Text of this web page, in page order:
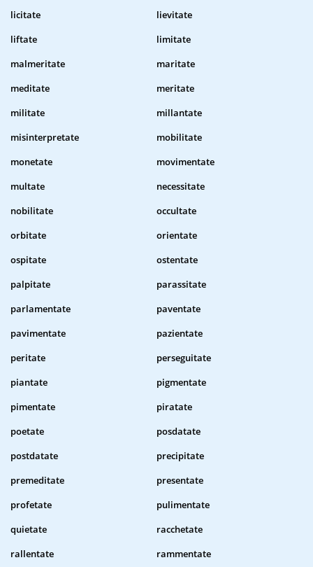
licitate
lievitate
liftate
limitate
malmeritate
maritate
meditate
meritate
militate
millantate
misinterpretate
mobilitate
monetate
movimentate
multate
necessitate
nobilitate
occultate
orbitate
orientate
ospitate
ostentate
palpitate
parassitate
parlamentate
paventate
pavimentate
pazientate
peritate
perseguitate
piantate
pigmentate
pimentate
piratate
poetate
posdatate
postdatate
precipitate
premeditate
presentate
profetate
pulimentate
quietate
racchetate
rallentate
rammentate